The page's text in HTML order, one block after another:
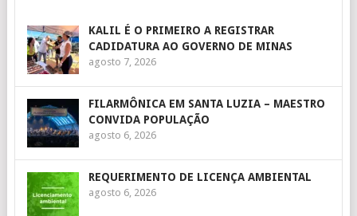
KALIL É O PRIMEIRO A REGISTRAR
CADIDATURA AO GOVERNO DE MINAS
agosto 7, 2026
FILARMÔNICA EM SANTA LUZIA – MAESTRO
CONVIDA POPULAÇÃO
agosto 6, 2026
REQUERIMENTO DE LICENÇA AMBIENTAL
agosto 6, 2026